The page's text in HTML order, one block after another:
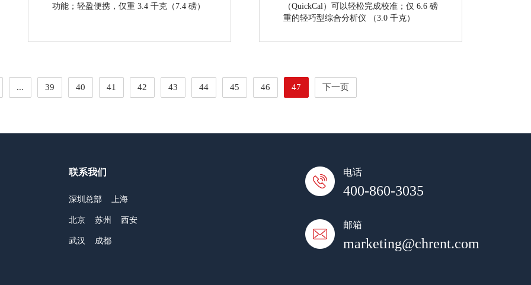
功能；轻盈便携，仅重 3.4 千克（7.4 磅）
（QuickCal）可以轻松完成校准；仅 6.6 磅
重的轻巧型综合分析仪 （3.0 千克）
... 39 40 41 42 43 44 45 46 47 下一页
联系我们
深圳总部 上海
北京 苏州 西安
武汉 成都
电话
400-860-3035
邮箱
marketing@chrent.com